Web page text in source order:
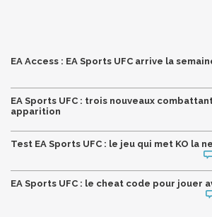
EA Access : EA Sports UFC arrive la
EA Sports UFC : trois nouveaux
apparition
Test EA Sports UFC : le jeu qui met KO la
EA Sports UFC : le cheat code pour jouer